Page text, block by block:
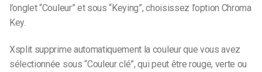
l’onglet “Couleur” et sous “Keying”, choisissez l’option Chroma
Key.
Xsplit supprime automatiquement la couleur que vous avez
sélectionnée sous “Couleur clé”, qui peut être rouge, verte ou